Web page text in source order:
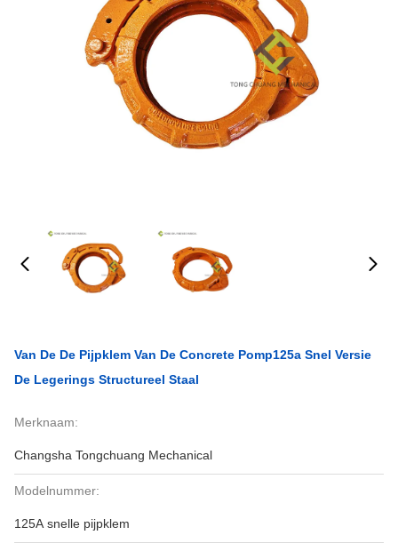
Van De De Pijpklem Van De Concrete Pomp125a Snel Versie
De Legerings Structureel Staal
Merknaam:
Changsha Tongchuang Mechanical
Modelnummer:
125A snelle pijpklem